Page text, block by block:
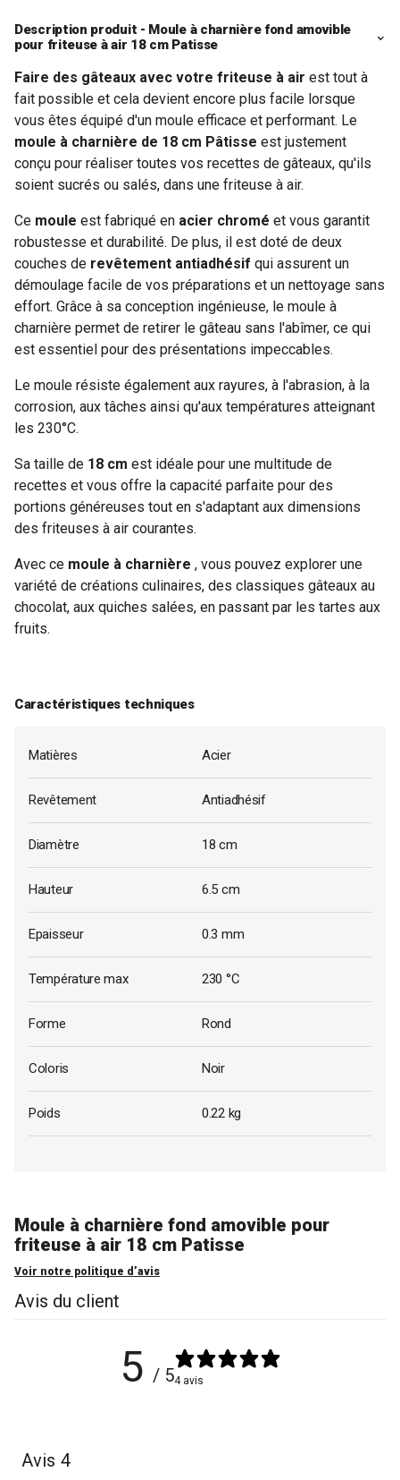
Description produit - Moule à charnière fond amovible
pour friteuse à air 18 cm Patisse
Faire des gâteaux avec votre friteuse à air est tout à
fait possible et cela devient encore plus facile lorsque
vous êtes équipé d'un moule efficace et performant. Le
moule à charnière de 18 cm Pâtisse est justement
conçu pour réaliser toutes vos recettes de gâteaux, qu'ils
soient sucrés ou salés, dans une friteuse à air.
Ce moule est fabriqué en acier chromé et vous garantit
robustesse et durabilité. De plus, il est doté de deux
couches de revêtement antiadhésif qui assurent un
démoulage facile de vos préparations et un nettoyage sans
effort. Grâce à sa conception ingénieuse, le moule à
charnière permet de retirer le gâteau sans l'abîmer, ce qui
est essentiel pour des présentations impeccables.
Le moule résiste également aux rayures, à l'abrasion, à la
corrosion, aux tâches ainsi qu'aux températures atteignant
les 230°C.
Sa taille de 18 cm est idéale pour une multitude de
recettes et vous offre la capacité parfaite pour des
portions généreuses tout en s'adaptant aux dimensions
des friteuses à air courantes.
Avec ce moule à charnière , vous pouvez explorer une
variété de créations culinaires, des classiques gâteaux au
chocolat, aux quiches salées, en passant par les tartes aux
fruits.
Caractéristiques techniques
Matières Acier
Revêtement Antiadhésif
Diamètre 18 cm
Hauteur 6.5 cm
Epaisseur 0.3 mm
Température max 230 °C
Forme Rond
Coloris Noir
Poids 0.22 kg
Moule à charnière fond amovible pour
friteuse à air 18 cm Patisse
Voir notre politique d’avis
Avis du client
5 / 54 avis
Avis 4